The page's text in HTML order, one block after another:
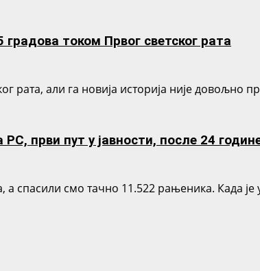
током Првог светског рата
рата, али га новија историја није довољно
први пут у јавности, после 24
спасили смо тачно 11.522 рањеника. Када је